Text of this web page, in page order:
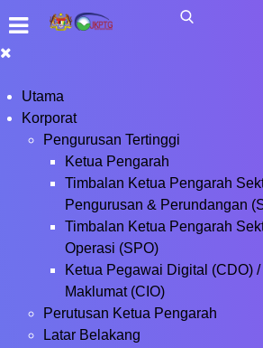
Utama
Korporat
Pengurusan Tertinggi
Ketua Pengarah
Timbalan Ketua Pengarah
Pengurusan & Perundangan
Timbalan Ketua Pengarah
Operasi (SPO)
Ketua Pegawai Digital (CDO)
Maklumat (CIO)
Perutusan Ketua Pengarah
Latar Belakang